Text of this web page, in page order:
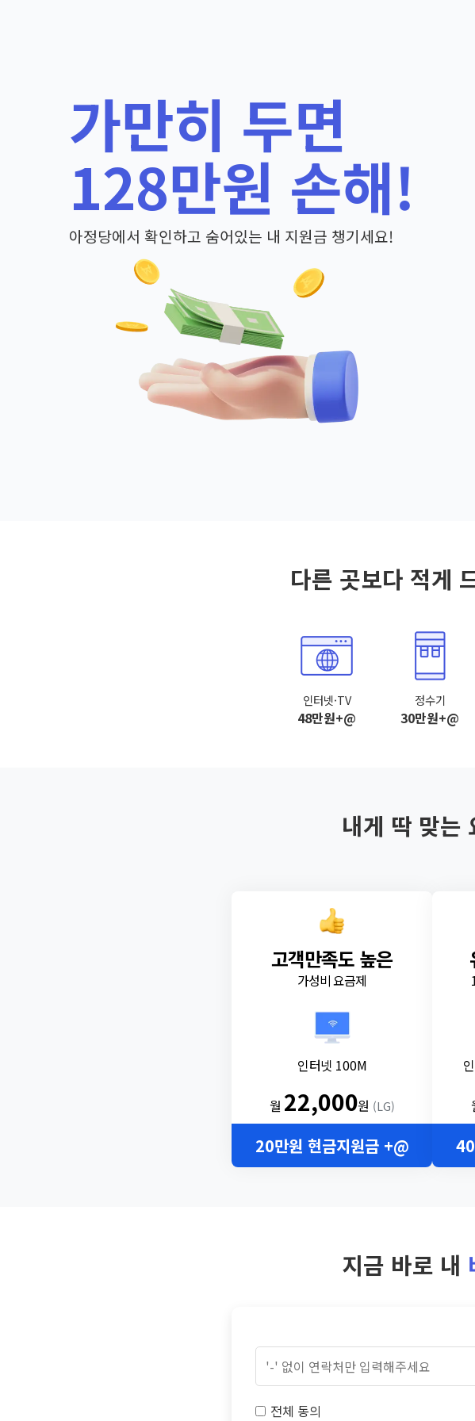
가만히 두면
128만원 손해!
아정당에서 확인하고 숨어있는 내 지원금 챙기세요!
다른 곳보다 적게
인터넷·TV
48만원+@
정수기
30만원+@
내게 딱 맞는
고객만족도 높은
가성비 요금제
인터넷 100M
월 22,000원 (LG)
20만원 현금지원금 +@
지금 바로 내
전체 동의